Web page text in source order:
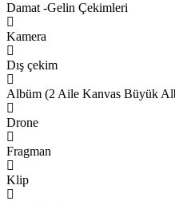
Damat -Gelin Çekimleri
Kamera
Dış çekim
Albüm (2 Aile Kanvas Büyük
Drone
Fragman
Klip